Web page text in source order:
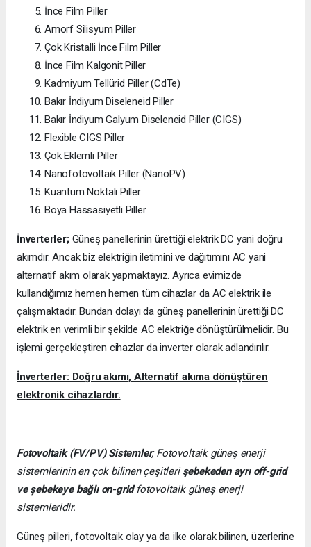
İnce Film Piller
Amorf Silisyum Piller
Çok Kristalli İnce Film Piller
İnce Film Kalgonit Piller
Kadmiyum Tellürid Piller (CdTe)
Bakır İndiyum Diseleneid Piller
Bakır İndiyum Galyum Diseleneid Piller (CIGS)
Flexible CIGS Piller
Çok Eklemli Piller
Nanofotovoltaik Piller (NanoPV)
Kuantum Noktalı Piller
Boya Hassasiyetli Piller
İnverterler;Güneş panellerinin ürettiği elektrik DC yani doğru
akımdır. Ancak biz elektriğin iletimini ve dağıtımını AC yani
alternatif akım olarak yapmaktayız. Ayrıca evimizde
kullandığımız hemen hemen tüm cihazlar da AC elektrik ile
çalışmaktadır. Bundan dolayı da güneş panellerinin ürettiği DC
elektrik en verimli bir şekilde AC elektriğe dönüştürülmelidir. Bu
işlemi gerçekleştiren cihazlar da inverter olarak adlandırılır.
İnverterler: Doğru akımı, Alternatif akıma dönüştüren
elektronik cihazlardır.
Fotovoltaik (FV/PV) Sistemler; Fotovoltaik güneş enerji
sistemlerinin en çok bilinen çeşitleri şebekeden ayrı off-grid
ve şebekeye bağlı on-gridfotovoltaik güneş enerji
sistemleridir.
Güneş pilleri,fotovoltaik olay ya da ilke olarak bilinen, üzerlerine